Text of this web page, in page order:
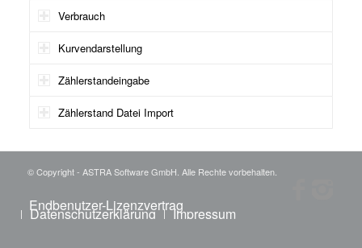
Verbrauch
Kurvendarstellung
Zählerstandeingabe
Zählerstand Datei Import
© Copyright - ASTRA Software GmbH. Alle Rechte vorbehalten.
Endbenutzer-Lizenzvertrag
Datenschutzerklärung Impressum